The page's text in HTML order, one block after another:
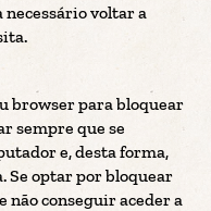
necessário voltar a
browser para bloquear
sempre que se
e, desta forma,
Se optar por bloquear
não conseguir aceder a